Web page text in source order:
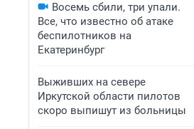
Восемь сбили, три упали.
Все, что известно об атаке
беспилотников на
Екатеринбург
Выживших на севере
Иркутской области пилотов
скоро выпишут из больницы